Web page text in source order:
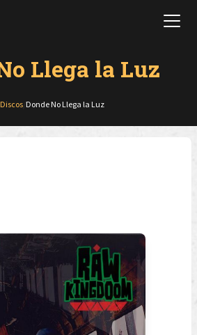
Llega la Luz
Discos Donde No Llega la Luz